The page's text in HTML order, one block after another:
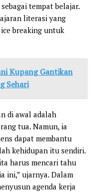
tempat belajar.
literasi yang
breaking untuk
Kupang Gantikan
Sehari
di awal adalah
tua. Namun, ia
dapat membantu
kehidupan itu sendiri.
harus mencari tahu
ini,” ujarnya. Dalam
agenda kerja